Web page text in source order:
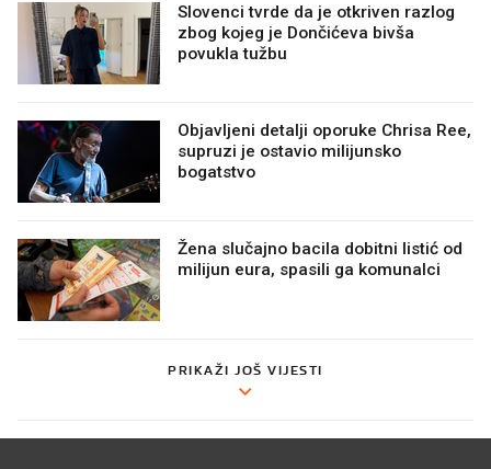
Slovenci tvrde da je otkriven razlog
zbog kojeg je Dončićeva bivša
povukla tužbu
Objavljeni detalji oporuke Chrisa Ree,
supruzi je ostavio milijunsko
bogatstvo
Žena slučajno bacila dobitni listić od
milijun eura, spasili ga komunalci
PRIKAŽI JOŠ VIJESTI